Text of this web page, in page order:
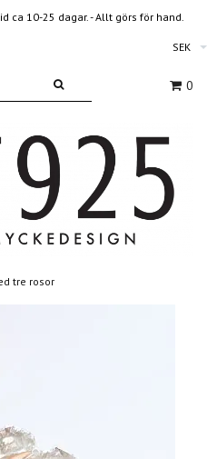
ca 10-25 dagar. - Allt görs för hand.
SEK
0
tre rosor